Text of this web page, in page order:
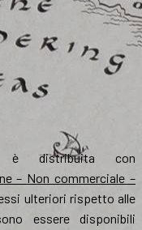
distribuita con
– Non commerciale –
ulteriori rispetto alle
essere disponibili